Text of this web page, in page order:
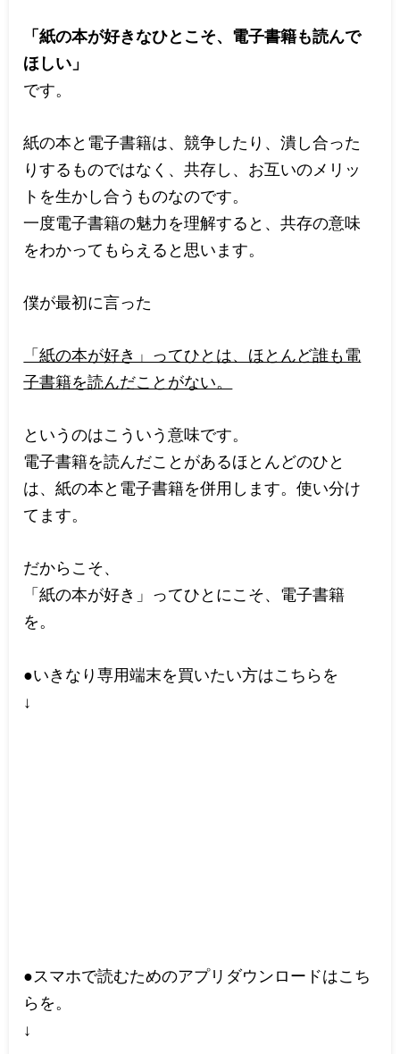
「紙の本が好きなひとこそ、電子書籍も読んで
ほしい」
です。
紙の本と電子書籍は、競争したり、潰し合った
りするものではなく、共存し、お互いのメリッ
トを生かし合うものなのです。
一度電子書籍の魅力を理解すると、共存の意味
をわかってもらえると思います。
僕が最初に言った
「紙の本が好き」ってひとは、ほとんど誰も電
子書籍を読んだことがない。
というのはこういう意味です。
電子書籍を読んだことがあるほとんどのひと
は、紙の本と電子書籍を併用します。使い分け
てます。
だからこそ、
「紙の本が好き」ってひとにこそ、電子書籍
を。
●いきなり専用端末を買いたい方はこちらを
↓
●スマホで読むためのアプリダウンロードはこち
らを。
↓